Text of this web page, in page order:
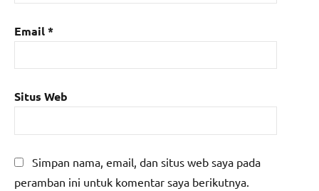
Email*
Situs Web
Simpan nama, email, dan situs web saya pada
peramban ini untuk komentar saya berikutnya.